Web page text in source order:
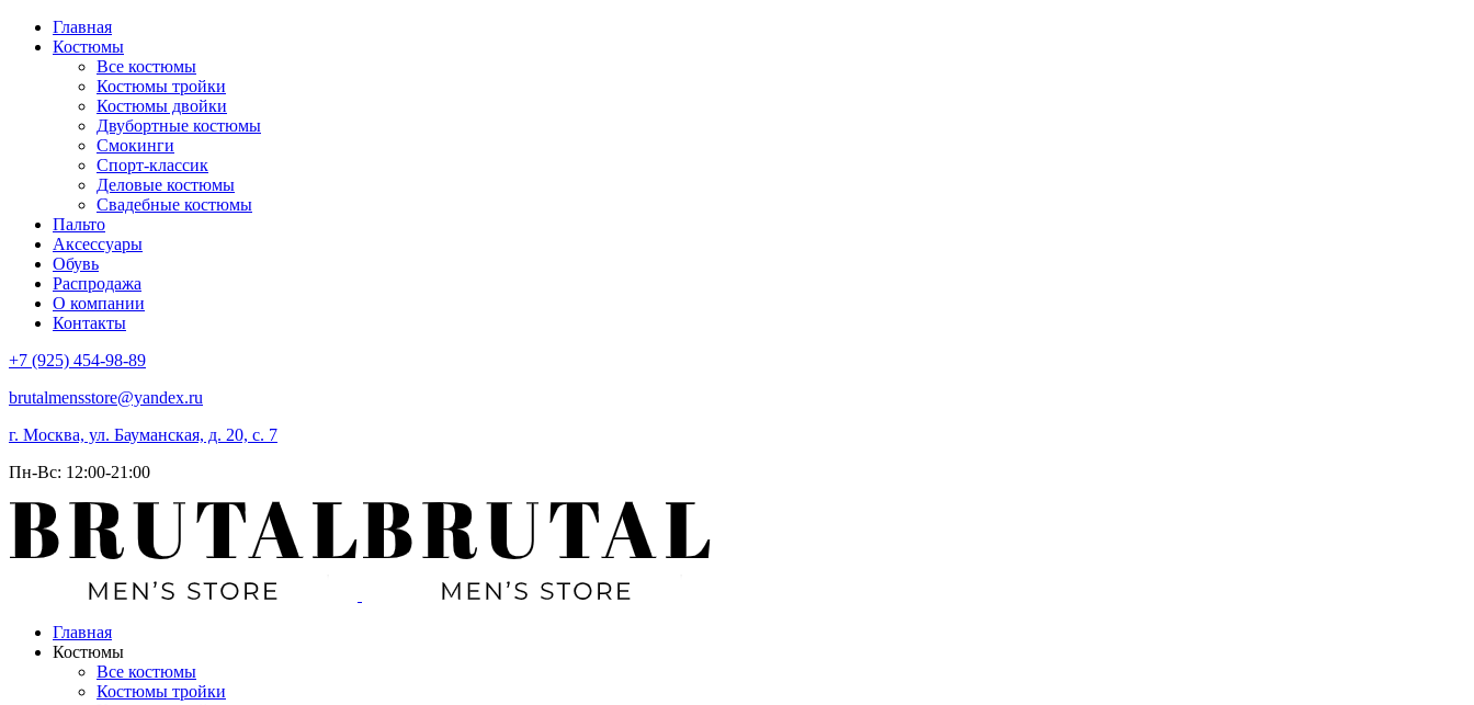
Главная
Костюмы
Все костюмы
Костюмы тройки
Костюмы двойки
Двубортные костюмы
Смокинги
Спорт-классик
Деловые костюмы
Свадебные костюмы
Пальто
Аксессуары
Обувь
Распродажа
О компании
Контакты
+7 (925) 454-98-89
brutalmensstore@yandex.ru
г. Москва, ул. Бауманская, д. 20, с. 7
Пн-Вс: 12:00-21:00
Главная
Костюмы
Все костюмы
Костюмы тройки